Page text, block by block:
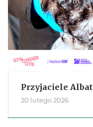
Przyjaciele
20 lutego 2026